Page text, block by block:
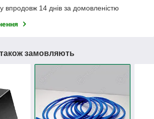
впродовж 14 днів за домовленістю
замовляють